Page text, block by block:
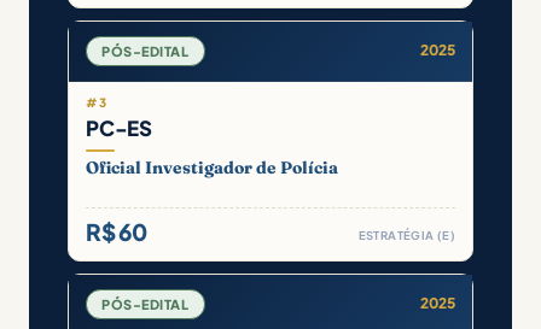
PÓS-EDITAL 2025
#3
PC-ES
Oficial Investigador de Polícia
R$ 60 ESTRATÉGIA (E)
PÓS-EDITAL 2025